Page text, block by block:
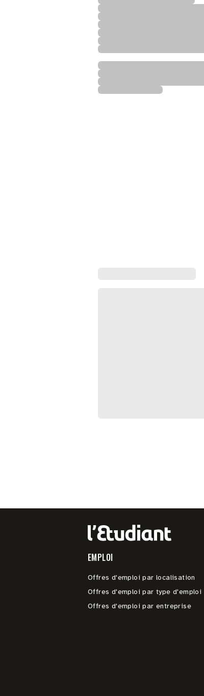
EMPLOI
Offres d'emploi par localisation
Offres d'emploi par type d'emploi
Offres d'emploi par entreprise